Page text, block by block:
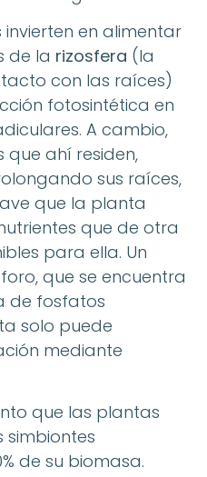
en alimentar
de la rizosfera (la
con las raíces)
fotosintética en
A cambio,
ahí residen,
sus raíces,
que la planta
que de otra
para ella. Un
que se encuentra
de fosfatos
solo puede
mediante
que las plantas
simbiontes
de su biomasa.